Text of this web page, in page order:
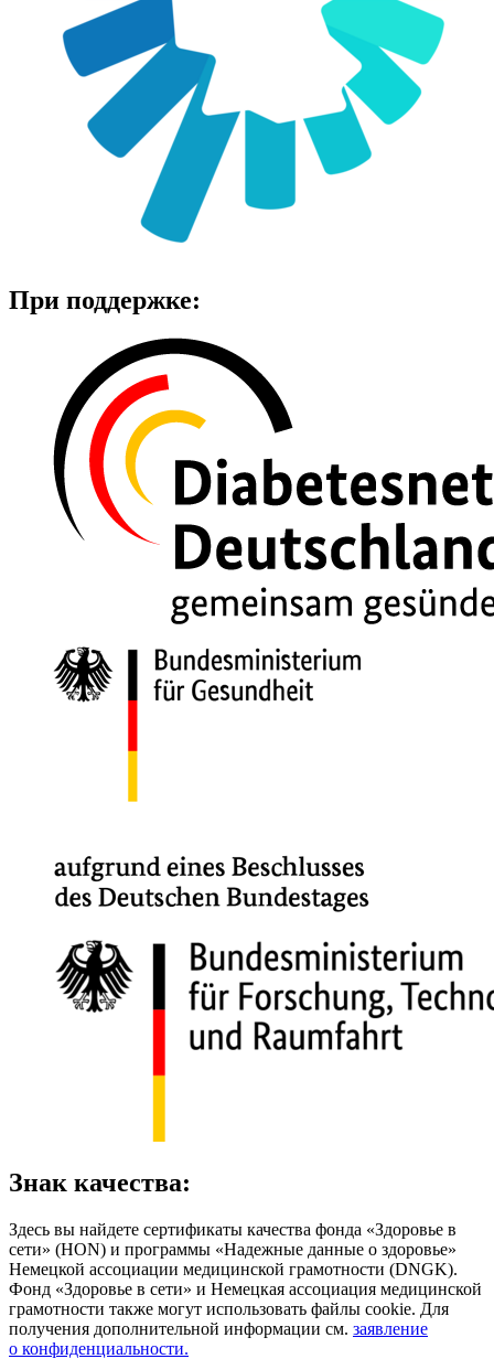
При поддержке:
Знак качества:
Здесь вы найдете сертификаты качества фонда «Здоровье в
сети» (HON) и программы «Надежные данные о здоровье»
Немецкой ассоциации медицинской грамотности (DNGK).
Фонд «Здоровье в сети» и Немецкая ассоциация медицинской
грамотности также могут использовать файлы cookie. Для
получения дополнительной информации см. заявление
о конфиденциальности.